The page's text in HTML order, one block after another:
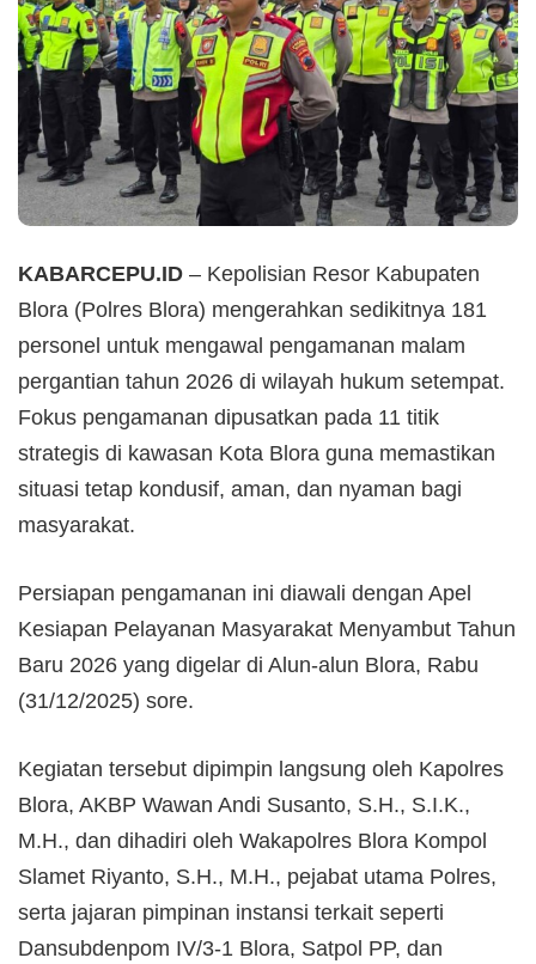
KABARCEPU.ID – Kepolisian Resor Kabupaten
Blora (Polres Blora) mengerahkan sedikitnya 181
personel untuk mengawal pengamanan malam
pergantian tahun 2026 di wilayah hukum setempat.
Fokus pengamanan dipusatkan pada 11 titik
strategis di kawasan Kota Blora guna memastikan
situasi tetap kondusif, aman, dan nyaman bagi
masyarakat.
Persiapan pengamanan ini diawali dengan Apel
Kesiapan Pelayanan Masyarakat Menyambut Tahun
Baru 2026 yang digelar di Alun-alun Blora, Rabu
(31/12/2025) sore.
Kegiatan tersebut dipimpin langsung oleh Kapolres
Blora, AKBP Wawan Andi Susanto, S.H., S.I.K.,
M.H., dan dihadiri oleh Wakapolres Blora Kompol
Slamet Riyanto, S.H., M.H., pejabat utama Polres,
serta jajaran pimpinan instansi terkait seperti
Dansubdenpom IV/3-1 Blora, Satpol PP, dan